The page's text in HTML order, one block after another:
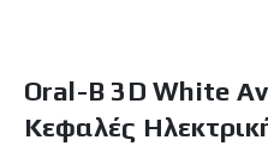
Oral-B 3D White
Κεφαλές